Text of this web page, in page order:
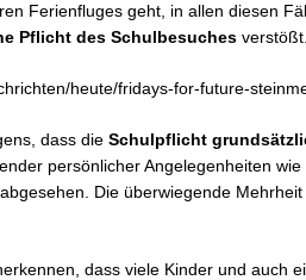
Ferienfluges geht, in allen diesen
Pflicht des Schulbesuches
heute/fridays-for-future-
dass die Schulpflicht
persönlicher Angelegenheiten
Die überwiegende
dass viele Kinder und auch